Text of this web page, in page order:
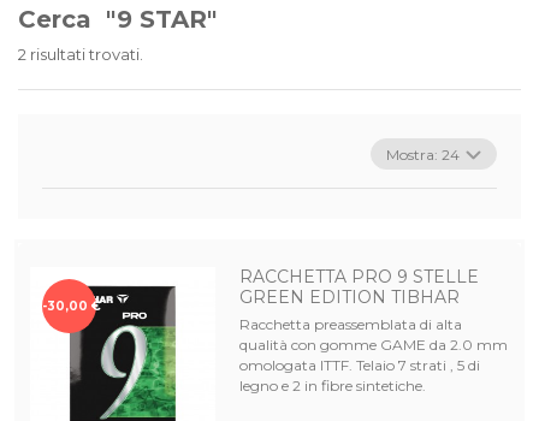
Cerca "9 STAR"
2 risultati trovati.
-30,00 €
RACCHETTA PRO 9 STELLE
GREEN EDITION TIBHAR
Racchetta preassemblata di alta
qualità con gomme GAME da 2.0 mm
omologata ITTF. Telaio 7 strati , 5 di
legno e 2 in fibre sintetiche.